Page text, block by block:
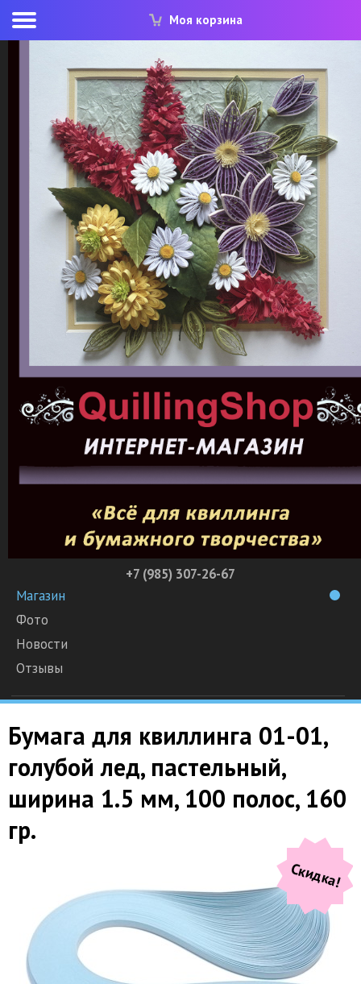
Моя корзина
+7 (985) 307-26-67
Магазин
Фото
Новости
Отзывы
Бумага для квиллинга 01-01,
голубой лед, пастельный,
ширина 1.5 мм, 100 полос, 160
гр.
Скидка!